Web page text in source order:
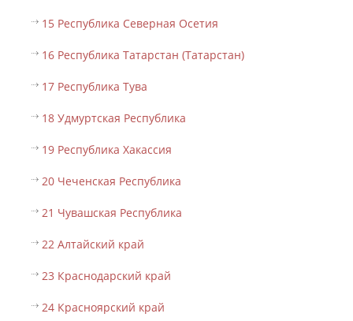
15 Республика Северная Осетия
16 Республика Татарстан (Татарстан)
17 Республика Тува
18 Удмуртская Республика
19 Республика Хакассия
20 Чеченская Республика
21 Чувашская Республика
22 Алтайский край
23 Краснодарский край
24 Красноярский край